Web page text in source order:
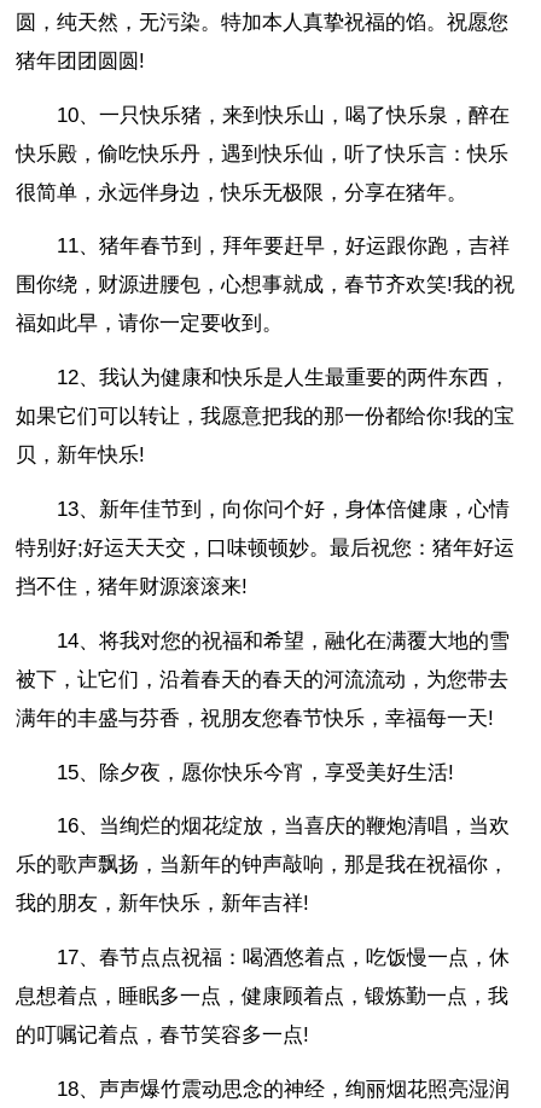
圆，纯天然，无污染。特加本人真挚祝福的馅。祝愿您
猪年团团圆圆!
10、一只快乐猪，来到快乐山，喝了快乐泉，醉在
快乐殿，偷吃快乐丹，遇到快乐仙，听了快乐言：快乐
很简单，永远伴身边，快乐无极限，分享在猪年。
11、猪年春节到，拜年要赶早，好运跟你跑，吉祥
围你绕，财源进腰包，心想事就成，春节齐欢笑!我的祝
福如此早，请你一定要收到。
12、我认为健康和快乐是人生最重要的两件东西，
如果它们可以转让，我愿意把我的那一份都给你!我的宝
贝，新年快乐!
13、新年佳节到，向你问个好，身体倍健康，心情
特别好;好运天天交，口味顿顿妙。最后祝您：猪年好运
挡不住，猪年财源滚滚来!
14、将我对您的祝福和希望，融化在满覆大地的雪
被下，让它们，沿着春天的春天的河流流动，为您带去
满年的丰盛与芬香，祝朋友您春节快乐，幸福每一天!
15、除夕夜，愿你快乐今宵，享受美好生活!
16、当绚烂的烟花绽放，当喜庆的鞭炮清唱，当欢
乐的歌声飘扬，当新年的钟声敲响，那是我在祝福你，
我的朋友，新年快乐，新年吉祥!
17、春节点点祝福：喝酒悠着点，吃饭慢一点，休
息想着点，睡眠多一点，健康顾着点，锻炼勤一点，我
的叮嘱记着点，春节笑容多一点!
18、声声爆竹震动思念的神经，绚丽烟花照亮湿润